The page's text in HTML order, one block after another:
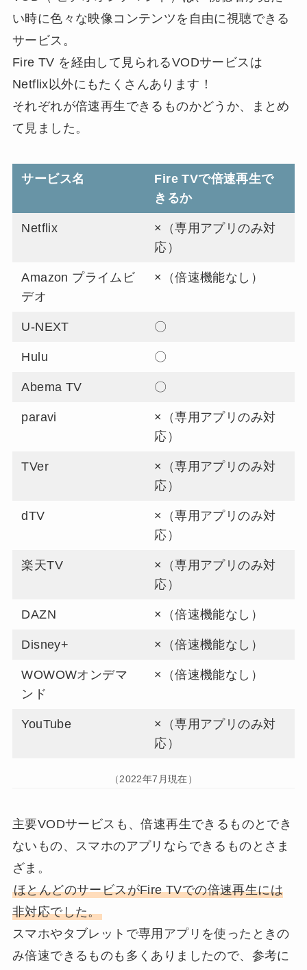
い時に色々な映像コンテンツを自由に視聴できる
サービス。
Fire TV を経由して見られるVODサービスは
Netflix以外にもたくさんあります！
それぞれが倍速再生できるものかどうか、まとめ
て見ました。
サービス名
Fire TVで倍速再生で
きるか
Netflix
×（専用アプリのみ対
応）
Amazon プライムビ
デオ
×（倍速機能なし）
U-NEXT 〇
Hulu 〇
Abema TV 〇
paravi
×（専用アプリのみ対
応）
TVer
×（専用アプリのみ対
応）
dTV
×（専用アプリのみ対
応）
楽天TV
×（専用アプリのみ対
応）
DAZN ×（倍速機能なし）
Disney+ ×（倍速機能なし）
WOWOWオンデマ
ンド
×（倍速機能なし）
YouTube
×（専用アプリのみ対
応）
（2022年7月現在）
主要VODサービスも、倍速再生できるものとでき
ないもの、スマホのアプリならできるものとさま
ざま。
ほとんどのサービスがFire TVでの倍速再生には
非対応でした。
スマホやタブレットで専用アプリを使ったときの
み倍速できるものも多くありましたので、参考に